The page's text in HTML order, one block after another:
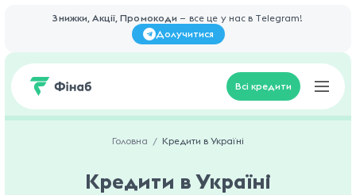
Знижки, Акції, Промокоди — все це у нас в Telegram!
Долучитися
Всі кредити
Головна Кредити в Україні
Кредити в Україні